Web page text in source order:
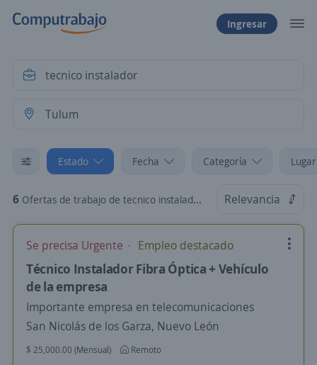
Ingresar
Estado Fecha Categoría
6 Ofertas de trabajo de tecnico instalador en Tulum, Quintana Roo Relevancia
Se precisa Urgente Empleo destacado
Técnico Instalador Fibra Óptica + Vehículo
de la empresa
Importante empresa en telecomunicaciones
San Nicolás de los Garza, Nuevo León
$ 25,000.00 (Mensual)
Remoto